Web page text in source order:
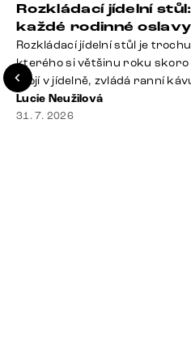
Rozkládací jídelní
každé rodinné oslavy
Rozkládací jídelní stůl je
kterého si většinu roku skoro
stojí v jídelně, zvládá ranní
hromadu dopisů, které je
ale přijdou Vánoce,
Lucie Neužilová
31. 7. 2026